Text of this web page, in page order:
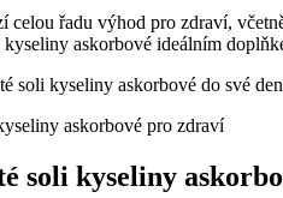
celou řadu výhod pro zdraví,
kyseliny askorbové ideálním
soli kyseliny askorbové do své
soli kyseliny